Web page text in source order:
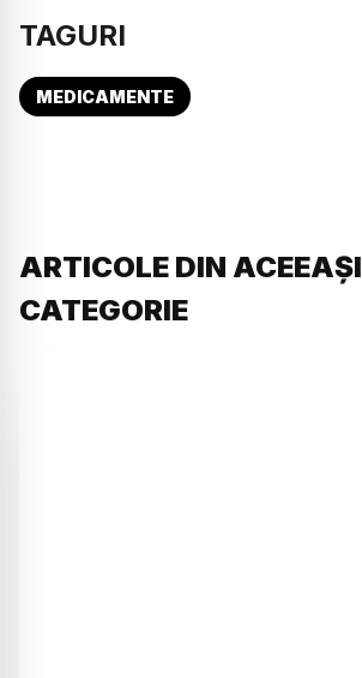
TAGURI
MEDICAMENTE
ARTICOLE DIN ACEEAȘI
CATEGORIE